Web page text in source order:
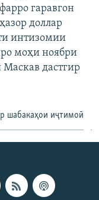
гаравгон
доллар
интизомии
моҳи ноябри
Маскав дастгир
шабакаҳои иҷтимоӣ